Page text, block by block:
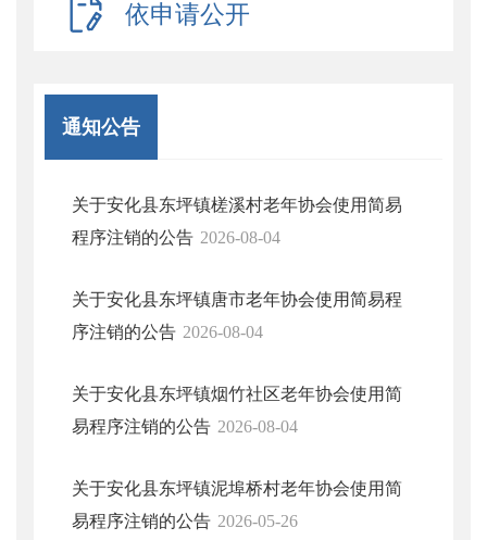
依申请公开
通知公告
关于安化县东坪镇槎溪村老年协会使用简易
程序注销的公告 2026-08-04
关于安化县东坪镇唐市老年协会使用简易程
序注销的公告 2026-08-04
关于安化县东坪镇烟竹社区老年协会使用简
易程序注销的公告 2026-08-04
关于安化县东坪镇泥埠桥村老年协会使用简
易程序注销的公告 2026-05-26